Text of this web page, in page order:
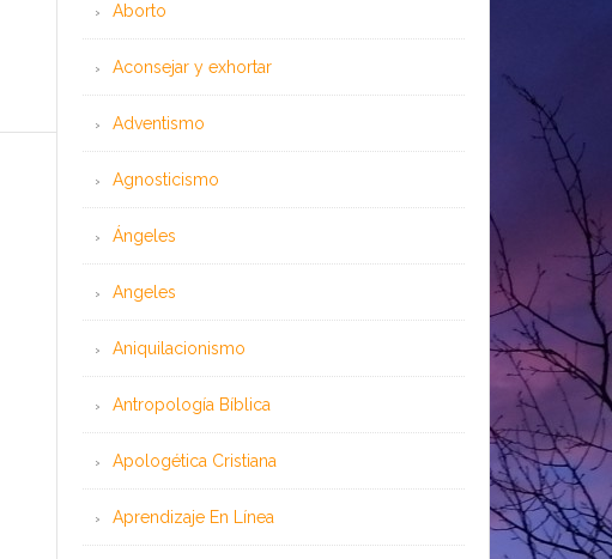
Aborto
Aconsejar y exhortar
Adventismo
Agnosticismo
Ángeles
Angeles
Aniquilacionismo
Antropología Bíblica
Apologética Cristiana
Aprendizaje En Línea